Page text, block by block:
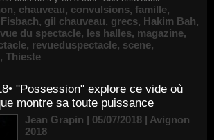
, chauveau, convulsions, famille,
, gil chauveau, grecs, Hakim Bah,
du spectacle, les halles, magazine,
, revueduspectacle, scene,
, Thieste
"Possession" explore ce vide où
montre sa toute puissance
Jean Grapin | 05/07/2018 | Avignon
2018